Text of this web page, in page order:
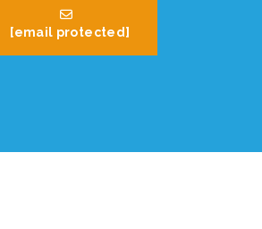
[email protected]